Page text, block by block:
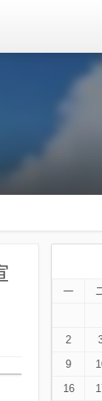
一
2
9
16